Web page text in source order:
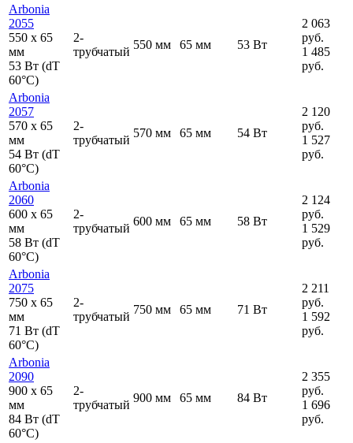
Arbonia
2055
550 x 65
мм
53 Вт (dT
60°C)
2-
трубчатый
550 мм 65 мм 53 Вт
2 063
руб.
1 485
руб.
Arbonia
2057
570 x 65
мм
54 Вт (dT
60°C)
2-
трубчатый
570 мм 65 мм 54 Вт
2 120
руб.
1 527
руб.
Arbonia
2060
600 x 65
мм
58 Вт (dT
60°C)
2-
трубчатый
600 мм 65 мм 58 Вт
2 124
руб.
1 529
руб.
Arbonia
2075
750 x 65
мм
71 Вт (dT
60°C)
2-
трубчатый
750 мм 65 мм 71 Вт
2 211
руб.
1 592
руб.
Arbonia
2090
900 x 65
мм
84 Вт (dT
60°C)
2-
трубчатый
900 мм 65 мм 84 Вт
2 355
руб.
1 696
руб.